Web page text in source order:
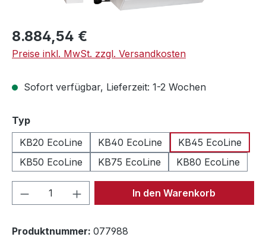
Regulärer Preis:
8.884,54 €
Preise inkl. MwSt. zzgl. Versandkosten
Sofort verfügbar, Lieferzeit: 1-2 Wochen
Typauswählen
KB20 EcoLine
KB40 EcoLine
KB45 EcoLine
KB50 EcoLine
KB75 EcoLine KB80 EcoLine
Produkt Anzahl: Gib denIn den Warenkorb
Produktnummer: 077988